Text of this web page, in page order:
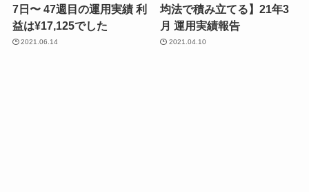
7日〜 47週目の運用実績 利
益は¥17,125でした
2021.06.14
均法で積み立てる】21年3
月 運用実績報告
2021.04.10